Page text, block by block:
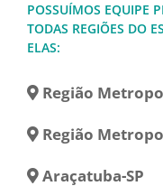
POSSUÍMOS EQUIPE
TODAS REGIÕES DO
ELAS:
Região
Região
Araçatuba-SP